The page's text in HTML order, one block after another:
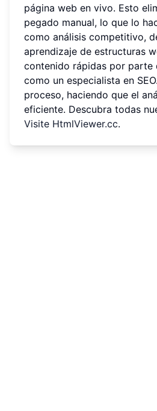
página web en vivo. Esto
pegado manual, lo que lo
como análisis competitivo,
aprendizaje de estructuras
contenido rápidas por parte
como un especialista en
proceso, haciendo que el
eficiente. Descubra todas
Visite HtmlViewer.cc.